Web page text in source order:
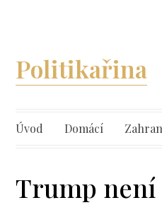
Politikařina
Úvod Domácí
Trump není